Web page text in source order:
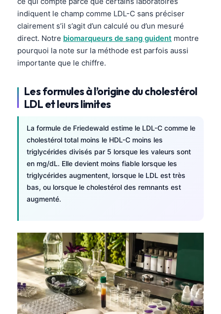
indiquent le champ comme LDL-C sans préciser
clairement s’il s’agit d’un calculé ou d’un mesuré
direct. Notre biomarqueurs de sang guident montre
pourquoi la note sur la méthode est parfois aussi
importante que le chiffre.
Les formules à l’origine du cholestérol
LDL et leurs limites
La formule de Friedewald estime le LDL-C comme le
cholestérol total moins le HDL-C moins les
triglycérides divisés par 5 lorsque les valeurs sont
en mg/dL. Elle devient moins fiable lorsque les
triglycérides augmentent, lorsque le LDL est très
bas, ou lorsque le cholestérol des remnants est
augmenté.